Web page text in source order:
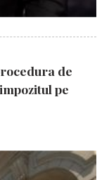
de
pe